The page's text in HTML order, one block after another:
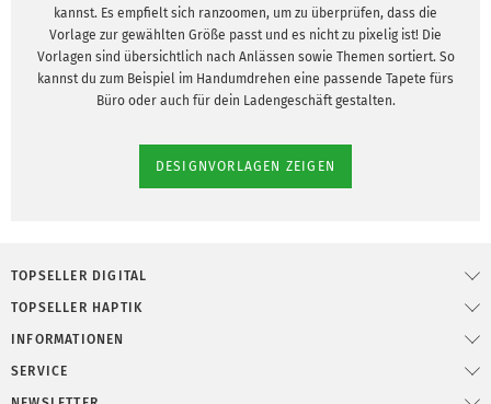
kannst. Es empfielt sich ranzoomen, um zu überprüfen, dass die
Vorlage zur gewählten Größe passt und es nicht zu pixelig ist! Die
Vorlagen sind übersichtlich nach Anlässen sowie Themen sortiert. So
kannst du zum Beispiel im Handumdrehen eine passende Tapete fürs
Büro oder auch für dein Ladengeschäft gestalten.
DESIGNVORLAGEN ZEIGEN
TOPSELLER DIGITAL
TOPSELLER HAPTIK
INFORMATIONEN
SERVICE